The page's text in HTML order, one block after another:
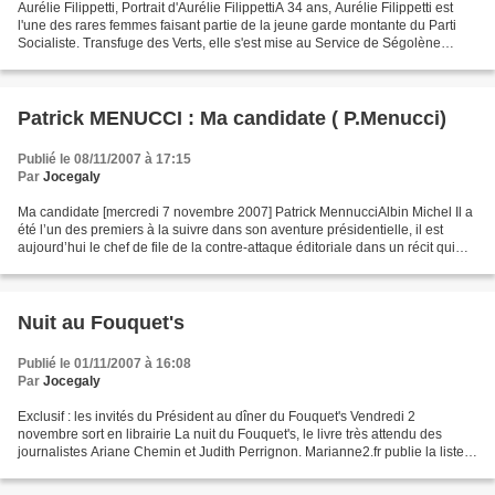
Aurélie Filippetti, Portrait d'Aurélie FilippettiA 34 ans, Aurélie Filippetti est
l'une des rares femmes faisant partie de la jeune garde montante du Parti
Socialiste. Transfuge des Verts, elle s'est mise au Service de Ségolène
Patrick MENUCCI : Ma candidate ( P.Menucci)
Publié le 08/11/2007 à 17:15
Par Jocegaly
Ma candidate [mercredi 7 novembre 2007] Patrick MennucciAlbin Michel Il a
été l’un des premiers à la suivre dans son aventure présidentielle, il est
aujourd’hui le chef de file de la contre-attaque éditoriale dans un récit qui
Nuit au Fouquet's
Publié le 01/11/2007 à 16:08
Par Jocegaly
Exclusif : les invités du Président au dîner du Fouquet's Vendredi 2
novembre sort en librairie La nuit du Fouquet's, le livre très attendu des
journalistes Ariane Chemin et Judith Perrignon. Marianne2.fr publie la liste